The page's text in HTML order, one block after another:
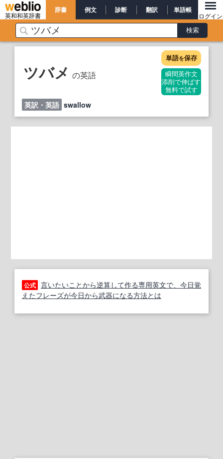
英和和英辞書
辞書 例文 診断 翻訳 単語帳
ログイン
ツバメ の英語
単語を保存
瞬間英作文
添削で伸ばす
無料で試す
英訳・英語 swallow
公式 言いたいことから逆算して作る専用英文で、今日覚
えたフレーズが今日から武器になる方法とは